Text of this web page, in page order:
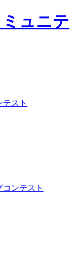
スト
ンテスト